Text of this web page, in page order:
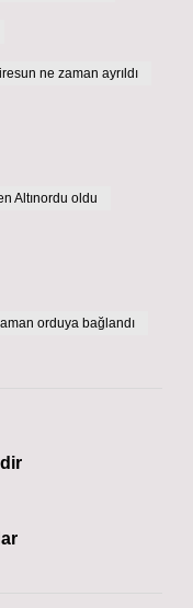
ne zaman ayrıldı
Altınordu oldu
orduya bağlandı